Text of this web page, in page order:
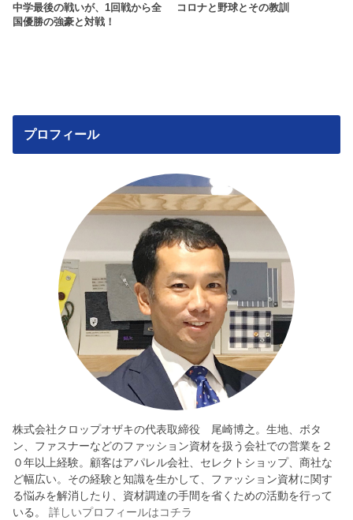
中学最後の戦いが、1回戦から全
国優勝の強豪と対戦！
コロナと野球とその教訓
プロフィール
株式会社クロップオザキの代表取締役 尾崎博之。生地、ボタ
ン、ファスナーなどのファッション資材を扱う会社での営業を２
０年以上経験。顧客はアパレル会社、セレクトショップ、商社な
ど幅広い。その経験と知識を生かして、ファッション資材に関す
る悩みを解消したり、資材調達の手間を省くための活動を行って
いる。詳しいプロフィールはコチラ